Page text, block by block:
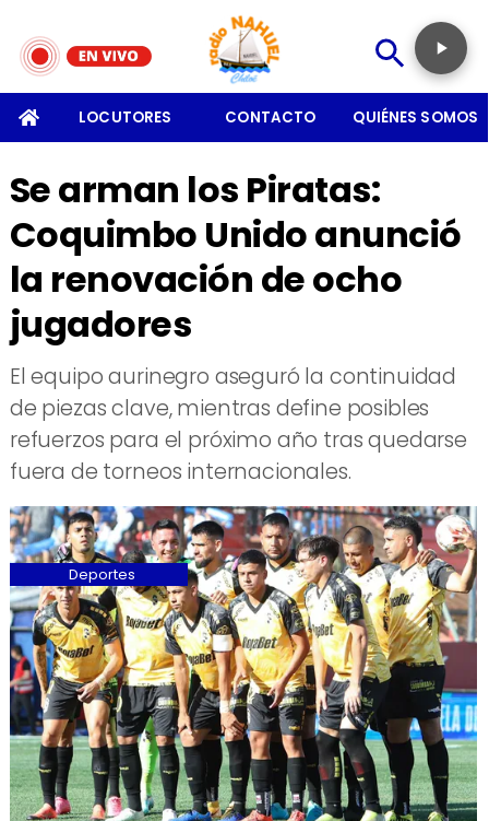
LOCUTORES CONTACTO QUIÉNES SOMOS
Se arman los Piratas:
Coquimbo Unido anunció
la renovación de ocho
jugadores
​El equipo aurinegro aseguró la continuidad
de piezas clave, mientras define posibles
refuerzos para el próximo año tras quedarse
fuera de torneos internacionales.
Deportes